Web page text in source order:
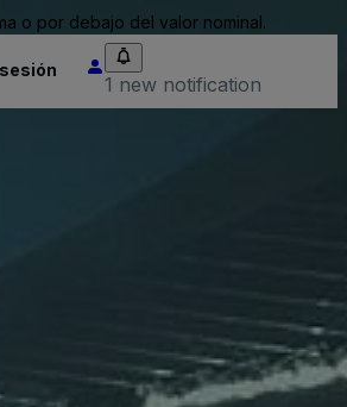
o por debajo del valor nominal.
1 new notification